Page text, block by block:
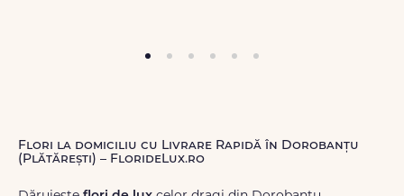
Flori la domiciliu cu Livrare Rapidă în Dorobanțu
(Plătărești) – FlorideLux.ro